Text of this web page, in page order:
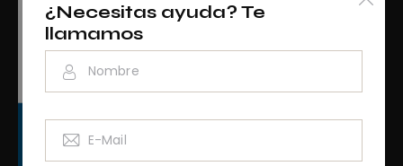
¿Necesitas ayuda? Te
llamamos